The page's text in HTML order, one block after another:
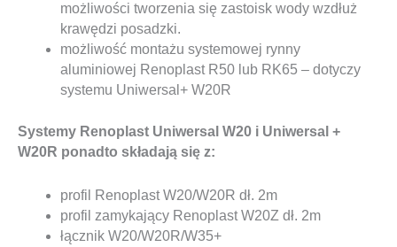
możliwości tworzenia się zastoisk wody wzdłuż
krawędzi posadzki.
możliwość montażu systemowej rynny
aluminiowej Renoplast R50 lub RK65 – dotyczy
systemu Uniwersal+ W20R
Systemy Renoplast Uniwersal W20 i Uniwersal +
W20R ponadto składają się z:
profil Renoplast W20/W20R dł. 2m
profil zamykający Renoplast W20Z dł. 2m
łącznik W20/W20R/W35+